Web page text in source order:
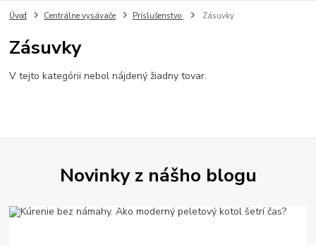
Úvod Centrálne vysávače Príslušenstvo Zásuvky
Zásuvky
V tejto kategórii nebol nájdený žiadny tovar.
Novinky z nášho blogu